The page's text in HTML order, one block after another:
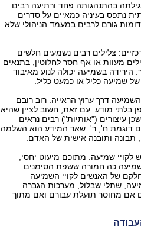
בהתנהגותה פחד ורתיעה רבים
נתפס בעיניה כמאיים על סדרים
גורם לרבים במעמד הניהולי שלא
צלילים רבים נשמעים חלשים
מעוות או אף חסר לחלוטין, בתנאים
הירידה בשמיעה יכולה לנוע מאיבוד
שמיעה כליל או כמעט כליל.
דרך ערוץ הראייה. רוב רובם
בלתי מודע. עם זאת, חשוב לציין שהיא
שכן עיצורים ("אותיות") רבים נראים
דוגמת ח', ר'. שאר המידע הוא השלמה
תבונה ותובנה אישית של האדם.
פי הערכות כ- 700 אלף איש לקויי שמיעה. מתוכם מיעוט יחסי,
כה חמורה ששפת הסימנים
של האנשים לקויי השמיעה
שתלי שבלול, מערכות הגברה
אם מחוסר תועלת עבורם ואם מתוך